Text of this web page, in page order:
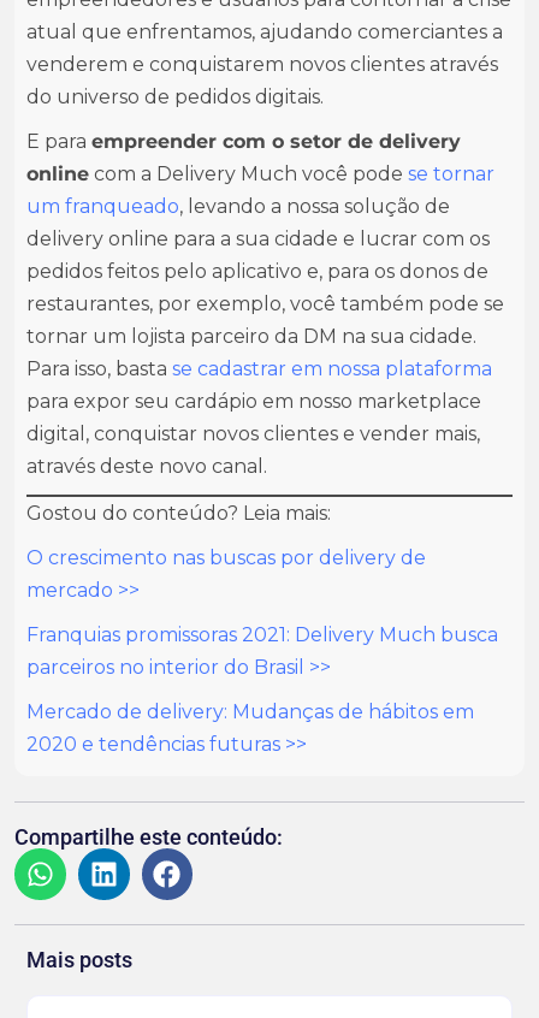
atual que enfrentamos, ajudando comerciantes a
venderem e conquistarem novos clientes através
do universo de pedidos digitais.
E para empreender com o setor de delivery
online com a Delivery Much você pode se tornar
um franqueado, levando a nossa solução de
delivery online para a sua cidade e lucrar com os
pedidos feitos pelo aplicativo e, para os donos de
restaurantes, por exemplo, você também pode se
tornar um lojista parceiro da DM na sua cidade.
Para isso, basta se cadastrar em nossa plataforma
para expor seu cardápio em nosso marketplace
digital, conquistar novos clientes e vender mais,
através deste novo canal.
Gostou do conteúdo? Leia mais:
O crescimento nas buscas por delivery de
mercado >>
Franquias promissoras 2021: Delivery Much busca
parceiros no interior do Brasil >>
Mercado de delivery: Mudanças de hábitos em
2020 e tendências futuras >>
Compartilhe este conteúdo:
Mais posts